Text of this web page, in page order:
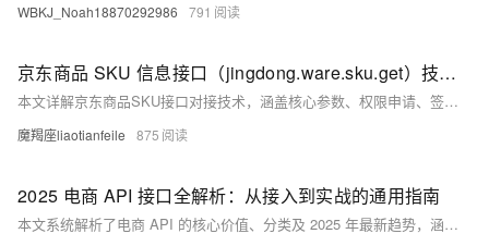
WBKJ_Noah18870292986 791
京东商品 SKU 信息接口（jingdong.ware.sku.get）技术干货：数据拉取、规格解析与字段治理（附踩坑总结 + 可运行代码）
本文详解京东商品SKU接口对接技术，涵盖核心参数、权限申请、签名生成、规格解析及常见坑点解决方案，结合可运行代码与实战经验，助力开发者高效集成SKU数据，实现库存、价格等关键信息精准获取。
魔羯座liaotianfeile 875
2025 电商 API 接口全解析：从接入到实战的通用指南
本文系统解析了电商 API 的核心价值、分类及 2025 年最新趋势，涵盖商品、订单、支付、用户四大模块。内容包括 API 接入的通用前置准备、核心场景实战案例及避坑策略，强调合规性、实时性与智能化应用。适用于企业及开发者高效对接主流电商平台。